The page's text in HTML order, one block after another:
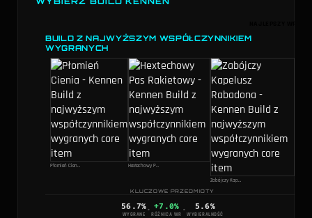
NAJLEPSZY WR
BUILD Z NAJWYŻSZYM WSPÓŁCZYNNIKIEM
WYGRANYCH
Płomień Cienia Hextechowy Pas Rakietowy
Zabójczy Kapelusz Rabadona
KLUCZOWE PRZEDMIOTY
56.7%
WYGRANE · +7.0%
RÓŻNICA WR · 5.6%
WYBIERALNOŚĆ